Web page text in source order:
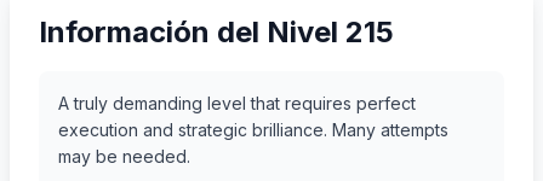
Información del Nivel 215
A truly demanding level that requires perfect
execution and strategic brilliance. Many attempts
may be needed.